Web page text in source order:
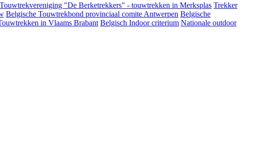
Touwtrekvereniging "De Berketrekkers" - touwtrekken in Merksplas Trekker
Belgische Touwtrekbond provinciaal comite Antwerpen Belgische
in Vlaams Brabant Belgisch Indoor criterium Nationale outdoor